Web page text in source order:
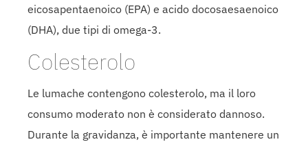
eicosapentaenoico (EPA) e acido docosaesaenoico
(DHA), due tipi di omega-3.
Colesterolo
Le lumache contengono colesterolo, ma il loro
consumo moderato non è considerato dannoso.
Durante la gravidanza, è importante mantenere un